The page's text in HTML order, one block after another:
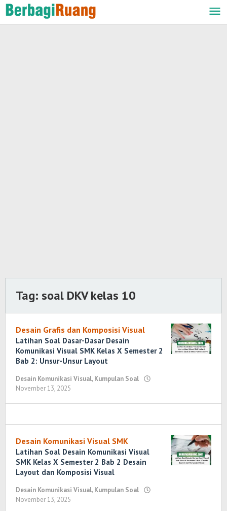
Lewati
ke
Tag: soal DKV kelas 10
Desain Grafis dan Komposisi Visual
Latihan Soal Dasar-Dasar Desain
Komunikasi Visual SMK Kelas X Semester 2
Bab 2: Unsur-Unsur Layout
Desain Komunikasi Visual,Kumpulan Soal
November 13, 2025
Desain Komunikasi Visual SMK
Latihan Soal Desain Komunikasi Visual
SMK Kelas X Semester 2 Bab 2 Desain
Layout dan Komposisi Visual
Desain Komunikasi Visual,Kumpulan Soal
November 13, 2025